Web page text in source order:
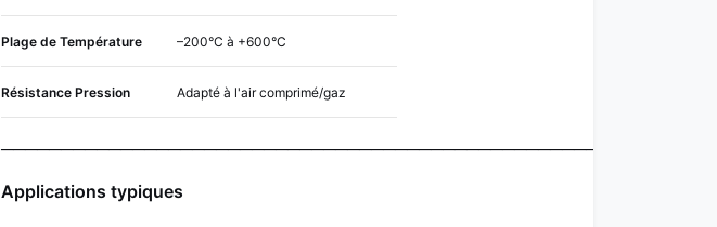
Plage de Température –200°C à +600°C
Résistance Pression Adapté à l'air comprimé/gaz
────────────────────────────────────────────────────────────
Applications typiques